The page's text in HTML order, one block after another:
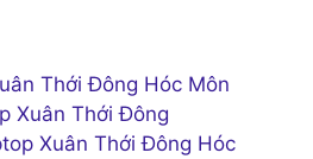
Thới Đông Hóc Môn
Xuân Thới Đông
Xuân Thới Đông Hóc